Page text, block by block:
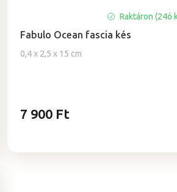
Fabulo Ocean fascia kés
0,4 x 2,5 x 15 cm
Raktáron (24ó
7 900 Ft